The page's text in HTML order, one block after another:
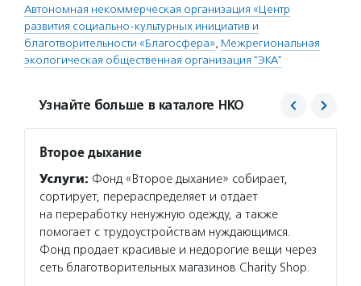
Автономная некоммерческая организация «Центр
развития социально-культурных инициатив и
благотворительности «Благосфера», Межрегиональная
экологическая общественная организация "ЭКА"
Узнайте больше в каталоге НКО
Второе дыхание
Услуги: Фонд «Второе дыхание» собирает,
сортирует, перераспределяет и отдает
на переработку ненужную одежду, а также
помогает с трудоустройствам нуждающимся.
Фонд продает красивые и недорогие вещи через
сеть благотворительных магазинов Charity Shop.